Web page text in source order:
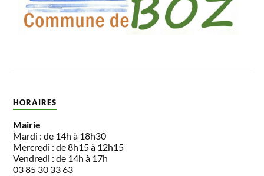
HORAIRES
Mairie
Mardi : de 14h à 18h30
Mercredi : de 8h15 à 12h15
Vendredi : de 14h à 17h
03 85 30 33 63